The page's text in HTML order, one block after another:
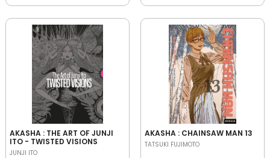
AKASHA : THE ART OF JUNJI
ITO - TWISTED VISIONS
JUNJI ITO
AKASHA : CHAINSAW MAN 13
TATSUKI FUJIMOTO